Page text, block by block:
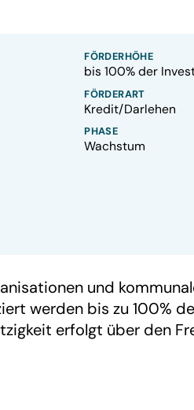
FÖRDERHÖHE
bis 100% der
FÖRDERART
Kredit/Darlehen
PHASE
Wachstum
und
werden bis zu 100%
erfolgt über den